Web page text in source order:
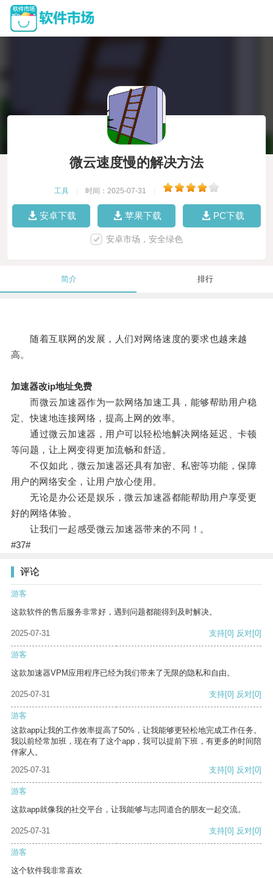
微云速度慢的解决方法
工具 时间：2025-07-31
安卓下载 苹果下载 PC下载
安卓市场，安全绿色
简介 排行
随着互联网的发展，人们对网络速度的要求也越来越
高。
加速器改ip地址免费
而微云加速器作为一款网络加速工具，能够帮助用户稳
定、快速地连接网络，提高上网的效率。
通过微云加速器，用户可以轻松地解决网络延迟、卡顿
等问题，让上网变得更加流畅和舒适。
不仅如此，微云加速器还具有加密、私密等功能，保障
用户的网络安全，让用户放心使用。
无论是办公还是娱乐，微云加速器都能帮助用户享受更
好的网络体验。
让我们一起感受微云加速器带来的不同！。
#37#
评论
游客
这款软件的售后服务非常好，遇到问题都能得到及时解决。
2025-07-31 支持[0] 反对[0]
游客
这款加速器VPM应用程序已经为我们带来了无限的隐私和自由。
2025-07-31 支持[0] 反对[0]
游客
这款app让我的工作效率提高了50%，让我能够更轻松地完成工作任务。
我以前经常加班，现在有了这个app，我可以提前下班，有更多的时间陪
伴家人。
2025-07-31
支持[0] 反对[0]
游客
这款app就像我的社交平台，让我能够与志同道合的朋友一起交流。
2025-07-31 支持[0] 反对[0]
游客
这个软件我非常喜欢